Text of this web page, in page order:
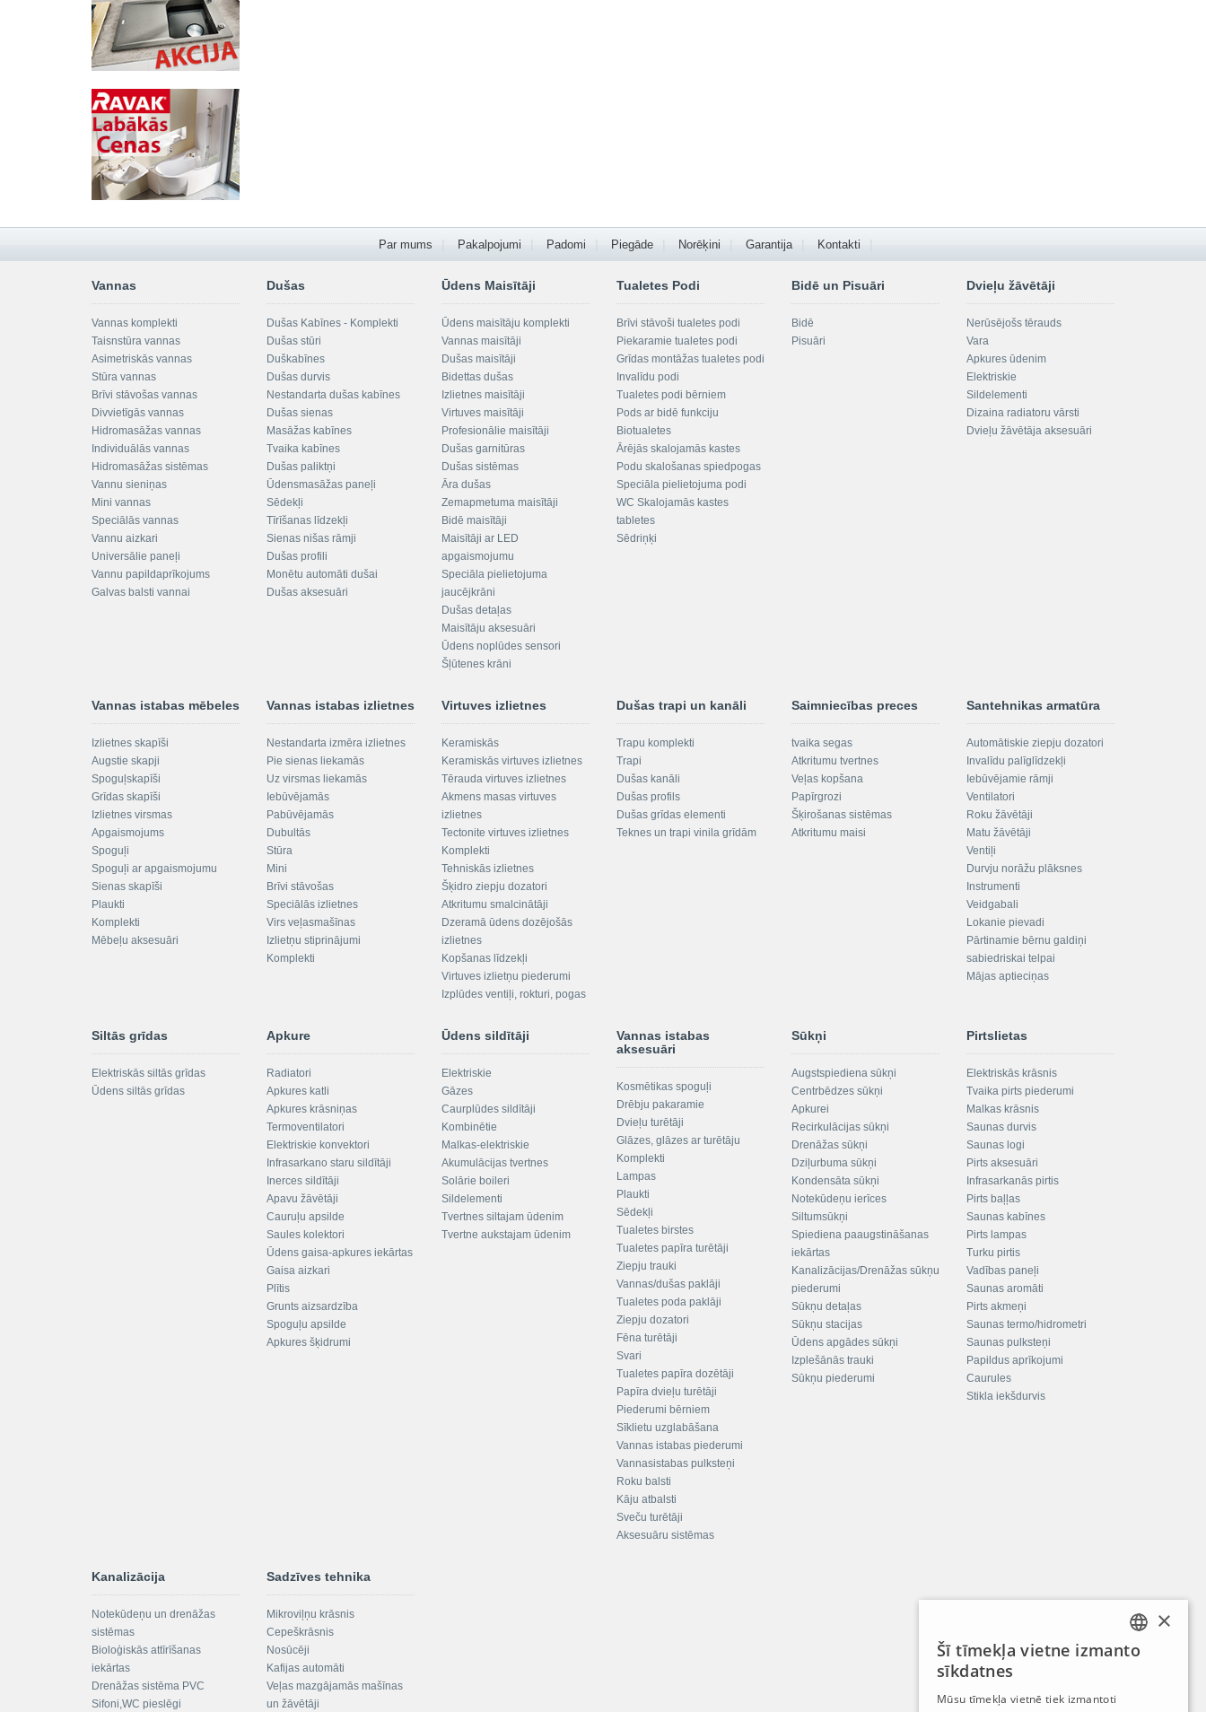
Par mums Pakalpojumi Padomi Piegāde Norēķini Garantija Kontakti
Vannas
Vannas komplekti
Taisnstūra vannas
Asimetriskās vannas
Stūra vannas
Brīvi stāvošas vannas
Divvietīgās vannas
Hidromasāžas vannas
Individuālās vannas
Hidromasāžas sistēmas
Vannu sieniņas
Mini vannas
Speciālās vannas
Vannu aizkari
Universālie paneļi
Vannu papildaprīkojums
Galvas balsti vannai
Dušas
Dušas Kabīnes - Komplekti
Dušas stūri
Duškabīnes
Dušas durvis
Nestandarta dušas kabīnes
Dušas sienas
Masāžas kabīnes
Tvaika kabīnes
Dušas paliktņi
Ūdensmasāžas paneļi
Sēdekļi
Tīrīšanas līdzekļi
Sienas nišas rāmji
Dušas profili
Monētu automāti dušai
Dušas aksesuāri
Ūdens Maisītāji
Ūdens maisītāju komplekti
Vannas maisītāji
Dušas maisītāji
Bidettas dušas
Izlietnes maisītāji
Virtuves maisītāji
Profesionālie maisītāji
Dušas garnitūras
Dušas sistēmas
Āra dušas
Zemapmetuma maisītāji
Bidē maisītāji
Maisītāji ar LED
apgaismojumu
Speciāla pielietojuma
jaucējkrāni
Dušas detaļas
Maisītāju aksesuāri
Ūdens noplūdes sensori
Šļūtenes krāni
Tualetes Podi
Brīvi stāvoši tualetes podi
Piekaramie tualetes podi
Grīdas montāžas tualetes podi
Invalīdu podi
Tualetes podi bērniem
Pods ar bidē funkciju
Biotualetes
Ārējās skalojamās kastes
Podu skalošanas spiedpogas
Speciāla pielietojuma podi
WC Skalojamās kastes
tabletes
Sēdriņķi
Bidē un Pisuāri
Bidē
Pisuāri
Dvieļu žāvētāji
Nerūsējošs tērauds
Vara
Apkures ūdenim
Elektriskie
Sildelementi
Dizaina radiatoru vārsti
Dvieļu žāvētāja aksesuāri
Vannas istabas mēbeles
Izlietnes skapīši
Augstie skapji
Spoguļskapīši
Grīdas skapīši
Izlietnes virsmas
Apgaismojums
Spoguļi
Spoguļi ar apgaismojumu
Sienas skapīši
Plaukti
Komplekti
Mēbeļu aksesuāri
Vannas istabas izlietnes
Nestandarta izmēra izlietnes
Pie sienas liekamās
Uz virsmas liekamās
Iebūvējamās
Pabūvējamās
Dubultās
Stūra
Mini
Brīvi stāvošas
Speciālās izlietnes
Virs veļasmašīnas
Izlietņu stiprinājumi
Komplekti
Virtuves izlietnes
Keramiskās
Keramiskās virtuves izlietnes
Tērauda virtuves izlietnes
Akmens masas virtuves
izlietnes
Tectonite virtuves izlietnes
Komplekti
Tehniskās izlietnes
Šķidro ziepju dozatori
Atkritumu smalcinātāji
Dzeramā ūdens dozējošās
izlietnes
Kopšanas līdzekļi
Virtuves izlietņu piederumi
Izplūdes ventiļi, rokturi, pogas
Dušas trapi un kanāli
Trapu komplekti
Trapi
Dušas kanāli
Dušas profils
Dušas grīdas elementi
Teknes un trapi vinila grīdām
Saimniecības preces
tvaika segas
Atkritumu tvertnes
Veļas kopšana
Papīrgrozi
Šķirošanas sistēmas
Atkritumu maisi
Santehnikas armatūra
Automātiskie ziepju dozatori
Invalīdu palīglīdzekļi
Iebūvējamie rāmji
Ventilatori
Roku žāvētāji
Matu žāvētāji
Ventiļi
Durvju norāžu plāksnes
Instrumenti
Veidgabali
Lokanie pievadi
Pārtinamie bērnu galdiņi
sabiedriskai telpai
Mājas aptieciņas
Siltās grīdas
Elektriskās siltās grīdas
Ūdens siltās grīdas
Apkure
Radiatori
Apkures katli
Apkures krāsniņas
Termoventilatori
Elektriskie konvektori
Infrasarkano staru sildītāji
Inerces sildītāji
Apavu žāvētāji
Cauruļu apsilde
Saules kolektori
Ūdens gaisa-apkures iekārtas
Gaisa aizkari
Plītis
Grunts aizsardzība
Spoguļu apsilde
Apkures šķidrumi
Ūdens sildītāji
Elektriskie
Gāzes
Caurplūdes sildītāji
Kombinētie
Malkas-elektriskie
Akumulācijas tvertnes
Solārie boileri
Sildelementi
Tvertnes siltajam ūdenim
Tvertne aukstajam ūdenim
Vannas istabas
aksesuāri
Kosmētikas spoguļi
Drēbju pakaramie
Dvieļu turētāji
Glāzes, glāzes ar turētāju
Komplekti
Lampas
Plaukti
Sēdekļi
Tualetes birstes
Tualetes papīra turētāji
Ziepju trauki
Vannas/dušas paklāji
Tualetes poda paklāji
Ziepju dozatori
Fēna turētāji
Svari
Tualetes papīra dozētāji
Papīra dvieļu turētāji
Piederumi bērniem
Sīklietu uzglabāšana
Vannas istabas piederumi
Vannasistabas pulksteņi
Roku balsti
Kāju atbalsti
Sveču turētāji
Aksesuāru sistēmas
Sūkņi
Augstspiediena sūkņi
Centrbēdzes sūkņi
Apkurei
Recirkulācijas sūkņi
Drenāžas sūkņi
Dziļurbuma sūkņi
Kondensāta sūkņi
Notekūdeņu ierīces
Siltumsūkņi
Spiediena paaugstināšanas
iekārtas
Kanalizācijas/Drenāžas sūkņu
piederumi
Sūkņu detaļas
Sūkņu stacijas
Ūdens apgādes sūkņi
Izplešānās trauki
Sūkņu piederumi
Pirtslietas
Elektriskās krāsnis
Tvaika pirts piederumi
Malkas krāsnis
Saunas durvis
Saunas logi
Pirts aksesuāri
Infrasarkanās pirtis
Pirts baļļas
Saunas kabīnes
Pirts lampas
Turku pirtis
Vadības paneļi
Saunas aromāti
Pirts akmeņi
Saunas termo/hidrometri
Saunas pulksteņi
Papildus aprīkojumi
Caurules
Stikla iekšdurvis
Kanalizācija
Notekūdeņu un drenāžas
sistēmas
Bioloģiskās attīrīšanas
iekārtas
Drenāžas sistēma PVC
Sifoni,WC pieslēgi
Sadzīves tehnika
Mikroviļņu krāsnis
Cepeškrāsnis
Nosūcēji
Kafijas automāti
Veļas mazgājamās mašīnas
un žāvētāji
LATVIAN
×
Šī tīmekļa vietne izmanto
sīkdatnes
Mūsu tīmekļa vietnē tiek izmantoti